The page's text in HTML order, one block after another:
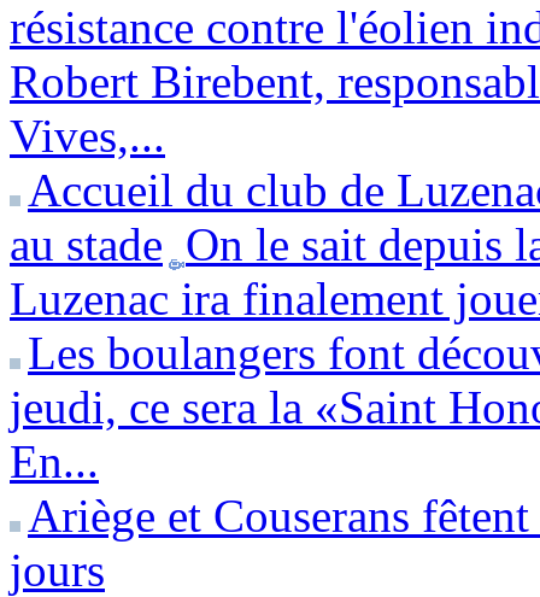
résistance contre l'éolien
Robert Birebent,
Vives,...
Accueil du club de
au stade On le sait depuis
Luzenac ira finalement
Les boulangers font
jeudi, ce sera la «Saint
En...
Ariège et Couserans
jours